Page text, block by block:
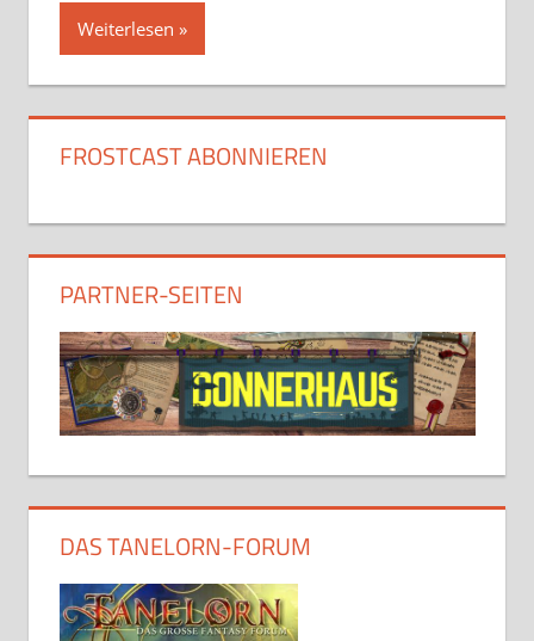
Weiterlesen
FROSTCAST ABONNIEREN
PARTNER-SEITEN
DAS TANELORN-FORUM